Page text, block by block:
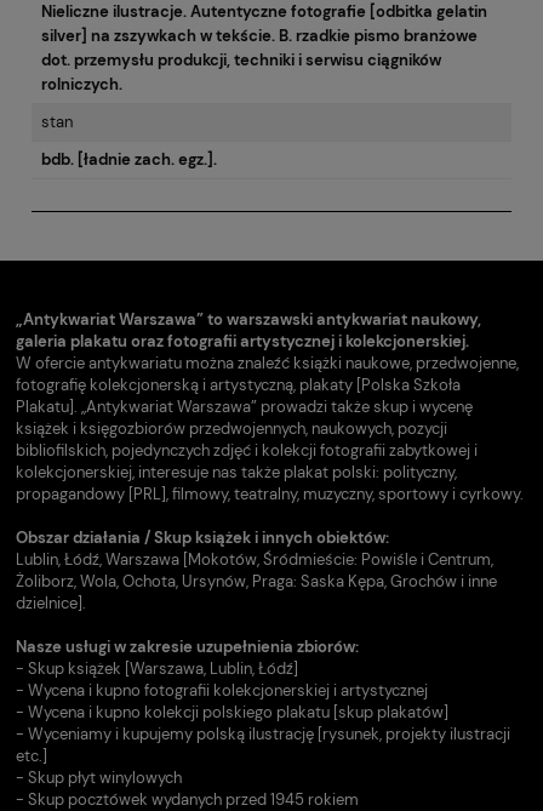
Nieliczne ilustracje. Autentyczne fotografie [odbitka gelatin
silver] na zszywkach w tekście. B. rzadkie pismo branżowe
dot. przemysłu produkcji, techniki i serwisu ciągników
rolniczych.
stan
bdb. [ładnie zach. egz.].
„Antykwariat Warszawa” to warszawski antykwariat naukowy,
galeria plakatu oraz fotografii artystycznej i kolekcjonerskiej.
W ofercie antykwariatu można znaleźć książki naukowe, przedwojenne,
fotografię kolekcjonerską i artystyczną, plakaty [Polska Szkoła
Plakatu]. „Antykwariat Warszawa” prowadzi także skup i wycenę
książek i księgozbiorów przedwojennych, naukowych, pozycji
bibliofilskich, pojedynczych zdjęć i kolekcji fotografii zabytkowej i
kolekcjonerskiej, interesuje nas także plakat polski: polityczny,
propagandowy [PRL], filmowy, teatralny, muzyczny, sportowy i cyrkowy.
Obszar działania / Skup książek i innych obiektów:
Lublin, Łódź, Warszawa [Mokotów, Śródmieście: Powiśle i Centrum,
Żoliborz, Wola, Ochota, Ursynów, Praga: Saska Kępa, Grochów i inne
dzielnice].
Nasze usługi w zakresie uzupełnienia zbiorów:
- Skup książek [Warszawa, Lublin, Łódź]
- Wycena i kupno fotografii kolekcjonerskiej i artystycznej
- Wycena i kupno kolekcji polskiego plakatu [skup plakatów]
- Wyceniamy i kupujemy polską ilustrację [rysunek, projekty ilustracji
etc.]
- Skup płyt winylowych
- Skup pocztówek wydanych przed 1945 rokiem